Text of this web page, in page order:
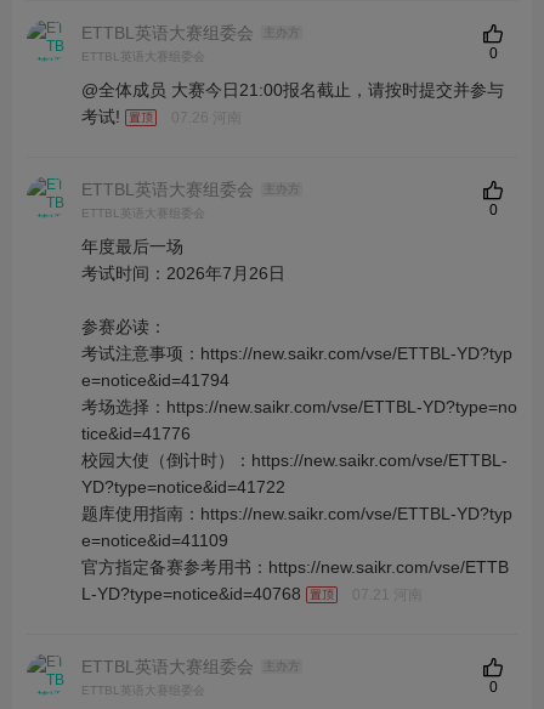
ETTBL英语大赛组委会
主办方
ETTBL英语大赛组委会
@全体成员 大赛今日21:00报名截止，请按时提交并参与
考试!
07.26 河南
0
ETTBL英语大赛组委会
主办方
ETTBL英语大赛组委会
年度最后一场
考试时间：2026年7月26日
参赛必读：
考试注意事项：https://new.saikr.com/vse/ETTBL-YD?typ
e=notice&id=41794
考场选择：https://new.saikr.com/vse/ETTBL-YD?type=no
tice&id=41776
校园大使（倒计时）：https://new.saikr.com/vse/ETTBL-
YD?type=notice&id=41722
题库使用指南：https://new.saikr.com/vse/ETTBL-YD?typ
e=notice&id=41109
官方指定备赛参考用书：https://new.saikr.com/vse/ETTB
L-YD?type=notice&id=40768
07.21 河南
0
ETTBL英语大赛组委会
主办方
ETTBL英语大赛组委会
0